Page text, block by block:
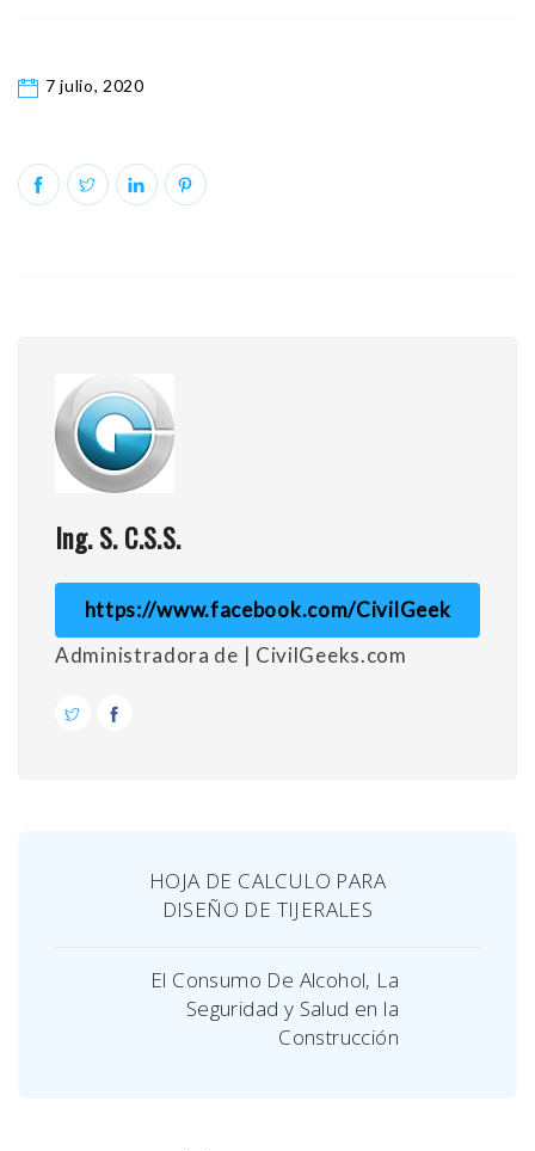
7 julio, 2020
Ing. S. C.S.S.
https://www.facebook.com/CivilGeek
Administradora de | CivilGeeks.com
HOJA DE CALCULO PARA
DISEÑO DE TIJERALES
El Consumo De Alcohol, La
Seguridad y Salud en la
Construcción